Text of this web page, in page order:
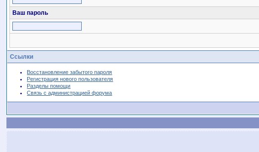
Ваш пароль
Ссылки
Восстановление забытого пароля
Регистрация нового пользователя
Разделы помощи
Связь с администрацией форума